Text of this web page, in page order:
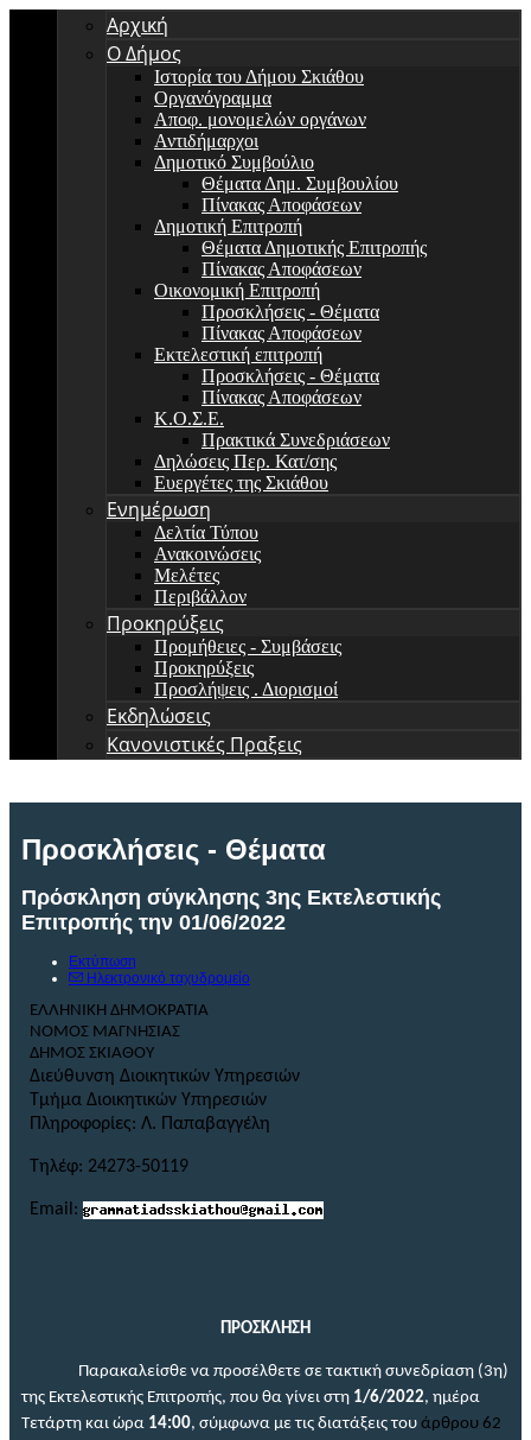
Αρχική
Ο Δήμος
Ιστορία του Δήμου Σκιάθου
Οργανόγραμμα
Αποφ. μονομελών οργάνων
Αντιδήμαρχοι
Δημοτικό Συμβούλιο
Θέματα Δημ. Συμβουλίου
Πίνακας Αποφάσεων
Δημοτική Επιτροπή
Θέματα Δημοτικής Επιτροπής
Πίνακας Αποφάσεων
Οικονομική Επιτροπή
Προσκλήσεις - Θέματα
Πίνακας Αποφάσεων
Εκτελεστική επιτροπή
Προσκλήσεις - Θέματα
Πίνακας Αποφάσεων
Κ.Ο.Σ.Ε.
Πρακτικά Συνεδριάσεων
Δηλώσεις Περ. Κατ/σης
Ευεργέτες της Σκιάθου
Ενημέρωση
Δελτία Τύπου
Ανακοινώσεις
Μελέτες
Περιβάλλον
Προκηρύξεις
Προμήθειες - Συμβάσεις
Προκηρύξεις
Προσλήψεις . Διορισμοί
Εκδηλώσεις
Κανονιστικές Πραξεις
Προσκλήσεις - Θέματα
Πρόσκληση σύγκλησης 3ης Εκτελεστικής
Επιτροπής την 01/06/2022
Εκτύπωση
Ηλεκτρονικό ταχυδρομείο
ΕΛΛΗΝΙΚΗ ΔΗΜΟΚΡΑΤΙΑ
ΝΟΜΟΣ ΜΑΓΝΗΣΙΑΣ
ΔΗΜΟΣ ΣΚΙΑΘΟΥ
Διεύθυνση Διοικητικών Υπηρεσιών
Τμήμα Διοικητικών Υπηρεσιών
Πληροφορίες: Λ. Παπαβαγγέλη
Τηλέφ: 24273-50119
Email:
ΠΡΟΣΚΛΗΣΗ
Παρακαλείσθε να προσέλθετε σε τακτική συνεδρίαση (3η)
της Εκτελεστικής Επιτροπής, που θα γίνει στη 1/6/2022, ημέρα
Τετάρτη και ώρα 14:00, σύμφωνα με τις διατάξεις του άρθρου 62